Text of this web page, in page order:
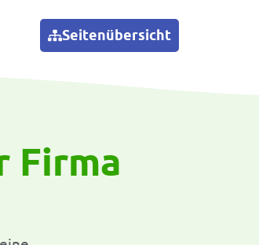
Seitenübersicht
Firma